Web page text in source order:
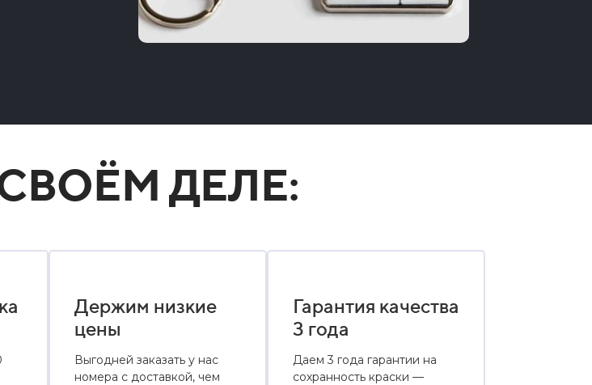
ДЕЛЕ:
Держим низкие
цены
Выгодней заказать у нас
номера с доставкой, чем
Гарантия качества
3 года
Даем 3 года гарантии на
сохранность краски —